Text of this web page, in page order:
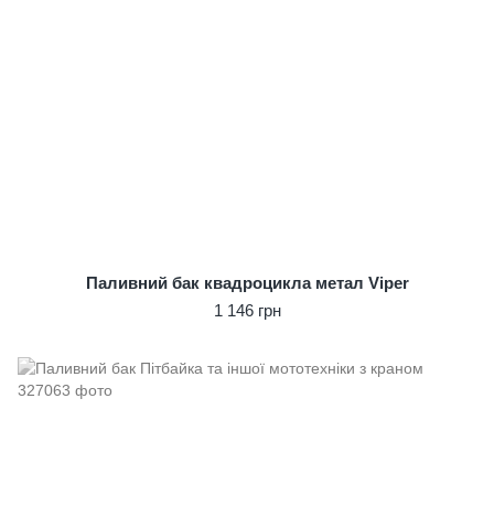
Паливний бак квадроцикла метал Viper
1 146 грн